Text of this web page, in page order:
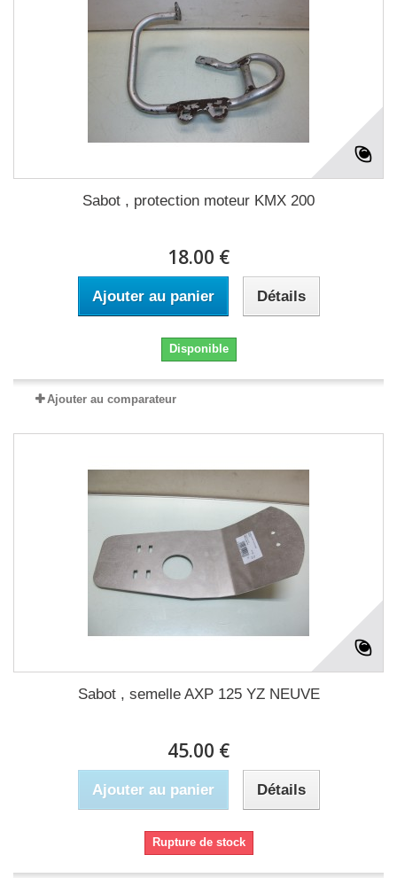
Sabot , protection moteur KMX 200
18.00 €
Ajouter au panier Détails
Disponible
Ajouter au comparateur
Sabot , semelle AXP 125 YZ NEUVE
45.00 €
Ajouter au panier Détails
Rupture de stock